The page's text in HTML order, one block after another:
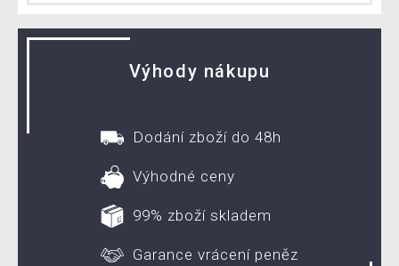
Výhody nákupu
Dodání zboží do 48h
Výhodné ceny
99% zboží skladem
Garance vrácení peněz